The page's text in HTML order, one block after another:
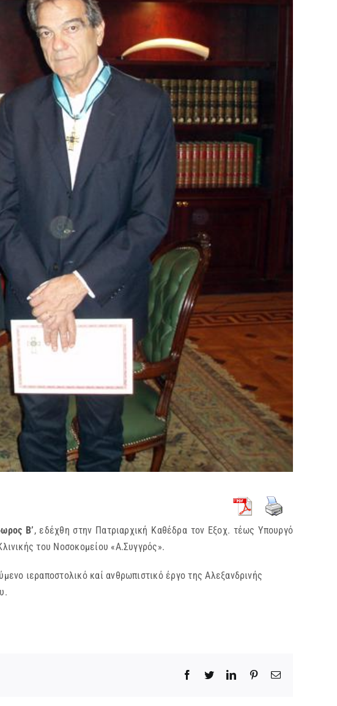
Β’, εδέχθη στην Πατριαρχική Καθέδρα τον Εξοχ. τέως Υπουργό
του Νοσοκομείου «Α.Συγγρός».
ιεραποστολικό καί ανθρωπιστικό έργο της Αλεξανδρινής
Facebook
TwitterLinkedInPinterestEmail